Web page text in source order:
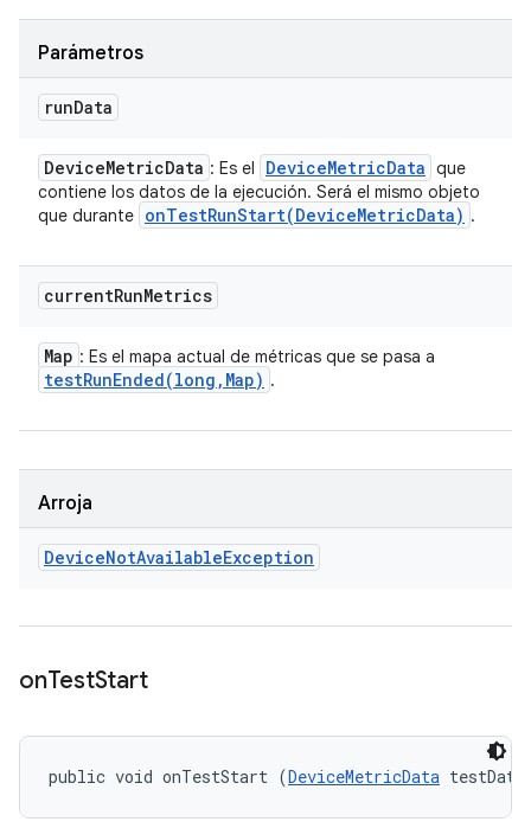
Parámetros
runData
DeviceMetricData : Es el DeviceMetricData que
contiene los datos de la ejecución. Será el mismo objeto
que durante onTestRunStart(DeviceMetricData) .
currentRunMetrics
Map : Es el mapa actual de métricas que se pasa a
testRunEnded(long , Map) .
Arroja
DeviceNotAvailableException
onTestStart
public void onTestStart (DeviceMetricData